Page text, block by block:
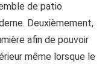
de patio
Deuxièmement,
afin de pouvoir
même lorsque le